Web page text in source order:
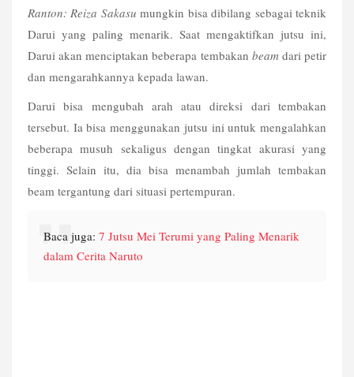
Ranton: Reiza Sakasu mungkin bisa dibilang sebagai teknik
Darui yang paling menarik. Saat mengaktifkan jutsu ini,
Darui akan menciptakan beberapa tembakan beam dari petir
dan mengarahkannya kepada lawan.
Darui bisa mengubah arah atau direksi dari tembakan
tersebut. Ia bisa menggunakan jutsu ini untuk mengalahkan
beberapa musuh sekaligus dengan tingkat akurasi yang
tinggi. Selain itu, dia bisa menambah jumlah tembakan
beam tergantung dari situasi pertempuran.
Baca juga: 7 Jutsu Mei Terumi yang Paling Menarik
dalam Cerita Naruto